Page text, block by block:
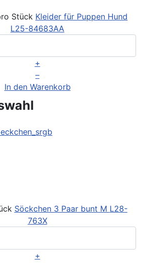
Stück Kleider für Puppen Hund
L25-84683AA
+
–
In den Warenkorb
Söckchen 3 Paar bunt M L28-
763X
+